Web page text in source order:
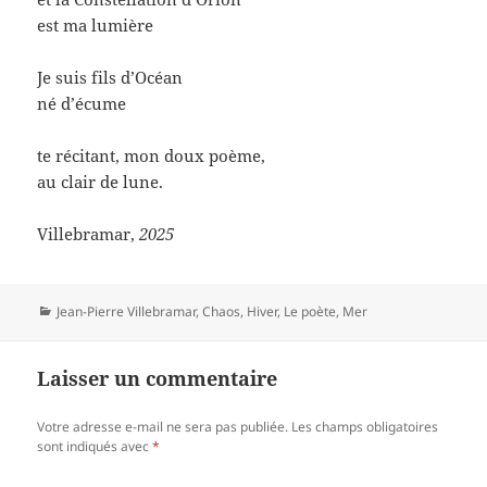
est ma lumière
Je suis fils d’Océan
né d’écume
te récitant, mon doux poème,
au clair de lune.
Villebramar,2025
Catégories
Jean-Pierre Villebramar,Chaos, Hiver, Le poète, Mer
Laisser un commentaire
Votre adresse e-mail ne sera pas publiée. Les champs obligatoires
sont indiqués avec*